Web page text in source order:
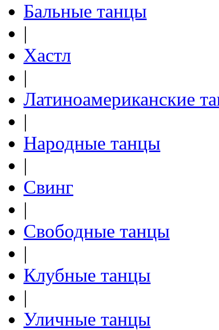
Бальные танцы
|
Хастл
|
Латиноамериканские
|
Народные танцы
|
Свинг
|
Свободные танцы
|
Клубные танцы
|
Уличные танцы